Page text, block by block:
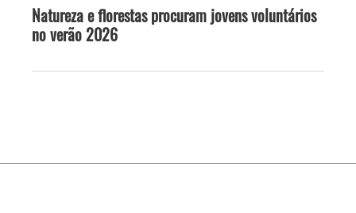
Natureza e florestas procuram jovens voluntários
no verão 2026